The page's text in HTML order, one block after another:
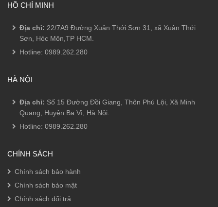
HỒ CHÍ MINH
Địa chỉ: 22/7A9 Đường Xuân Thới Sơn 31, xã Xuân Thới
Sơn, Hóc Môn,TP HCM.
Hotline: 0989.262.280
HÀ NỘI
Địa chỉ: Số 15 Đường Đồi Giang, Thôn Phú Lội, Xã Minh
Quang, Huyện Ba Vì, Hà Nội.
Hotline: 0989.262.280
CHÍNH SÁCH
Chính sách bảo hành
Chính sách bảo mật
Chính sách đổi trả